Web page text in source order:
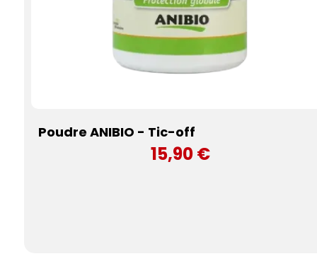
Poudre ANIBIO - Tic-off
15,90 €